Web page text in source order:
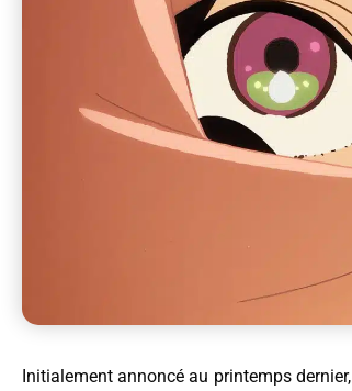
Initialement annoncé au printemps dernier,